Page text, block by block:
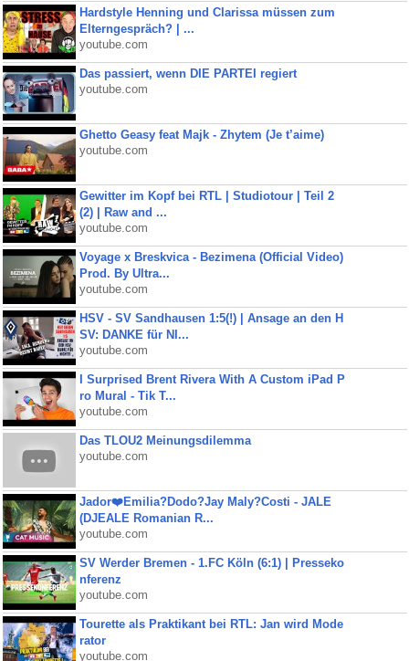
Hardstyle Henning und Clarissa müssen zum
Elterngespräch? | ...
youtube.com
Das passiert, wenn DIE PARTEI regiert
youtube.com
Ghetto Geasy feat Majk - Zhytem (Je t’aime)
youtube.com
Gewitter im Kopf bei RTL | Studiotour | Teil 2
(2) | Raw and ...
youtube.com
Voyage x Breskvica - Bezimena (Official Video)
Prod. By Ultra...
youtube.com
HSV - SV Sandhausen 1:5(!) | Ansage an den H
SV: DANKE für NI...
youtube.com
I Surprised Brent Rivera With A Custom iPad P
ro Mural - Tik T...
youtube.com
Das TLOU2 Meinungsdilemma
youtube.com
Jador❤️Emilia?Dodo?Jay Maly?Costi - JALE
(DJEALE Romanian R...
youtube.com
SV Werder Bremen - 1.FC Köln (6:1) | Presseko
nferenz
youtube.com
Tourette als Praktikant bei RTL: Jan wird Mode
rator
youtube.com